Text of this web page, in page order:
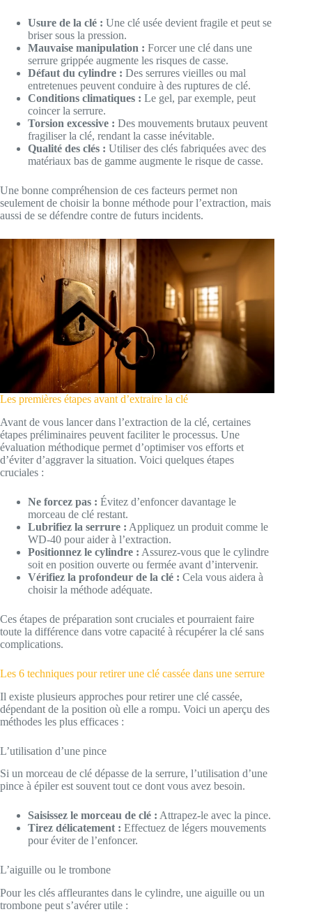
Usure de la clé : Une clé usée devient fragile et peut se
briser sous la pression.
Mauvaise manipulation : Forcer une clé dans une
serrure grippée augmente les risques de casse.
Défaut du cylindre : Des serrures vieilles ou mal
entretenues peuvent conduire à des ruptures de clé.
Conditions climatiques : Le gel, par exemple, peut
coincer la serrure.
Torsion excessive : Des mouvements brutaux peuvent
fragiliser la clé, rendant la casse inévitable.
Qualité des clés : Utiliser des clés fabriquées avec des
matériaux bas de gamme augmente le risque de casse.
Une bonne compréhension de ces facteurs permet non
seulement de choisir la bonne méthode pour l’extraction, mais
aussi de se défendre contre de futurs incidents.
Les premières étapes avant d’extraire la clé
Avant de vous lancer dans l’extraction de la clé, certaines
étapes préliminaires peuvent faciliter le processus. Une
évaluation méthodique permet d’optimiser vos efforts et
d’éviter d’aggraver la situation. Voici quelques étapes
cruciales :
Ne forcez pas : Évitez d’enfoncer davantage le
morceau de clé restant.
Lubrifiez la serrure : Appliquez un produit comme le
WD-40 pour aider à l’extraction.
Positionnez le cylindre : Assurez-vous que le cylindre
soit en position ouverte ou fermée avant d’intervenir.
Vérifiez la profondeur de la clé : Cela vous aidera à
choisir la méthode adéquate.
Ces étapes de préparation sont cruciales et pourraient faire
toute la différence dans votre capacité à récupérer la clé sans
complications.
Les 6 techniques pour retirer une clé cassée dans une serrure
Il existe plusieurs approches pour retirer une clé cassée,
dépendant de la position où elle a rompu. Voici un aperçu des
méthodes les plus efficaces :
L’utilisation d’une pince
Si un morceau de clé dépasse de la serrure, l’utilisation d’une
pince à épiler est souvent tout ce dont vous avez besoin.
Saisissez le morceau de clé : Attrapez-le avec la pince.
Tirez délicatement : Effectuez de légers mouvements
pour éviter de l’enfoncer.
L’aiguille ou le trombone
Pour les clés affleurantes dans le cylindre, une aiguille ou un
trombone peut s’avérer utile :